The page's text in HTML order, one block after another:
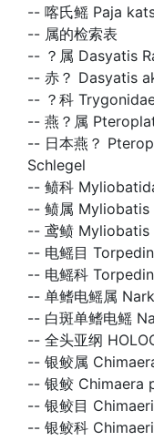
-- 喀氏鳐 Paja
-- 属的检索表
-- ？属 Dasyatis
-- 赤？ Dasyatis
-- ？科
-- 燕？属
-- 日本燕？
Schlegel
-- 鲼科
-- 鲼属 Myliobatis
-- 鸢鲼
-- 电鳐目
-- 电鳐科
-- 单鳍电鳐属
-- 白斑单鳍电鳐
-- 全头亚纲
-- 银鲛属
-- 银鲛 Chimaera
-- 银鲛目
-- 银鲛科